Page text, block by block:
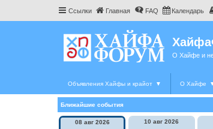
Ссылки Главная FAQ Календарь
О Хайфе и
Объявления Хайфы и крайот ▼ О Хайфе
Ближайшие события
08 авг 2026 10 авг 2026